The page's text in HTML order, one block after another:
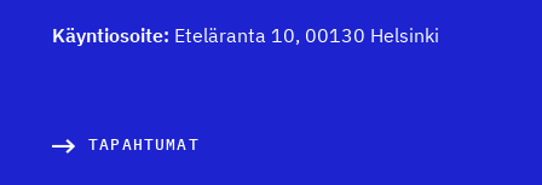
Käyntiosoite: Eteläranta 10, 00130 Helsinki
TAPAHTUMAT